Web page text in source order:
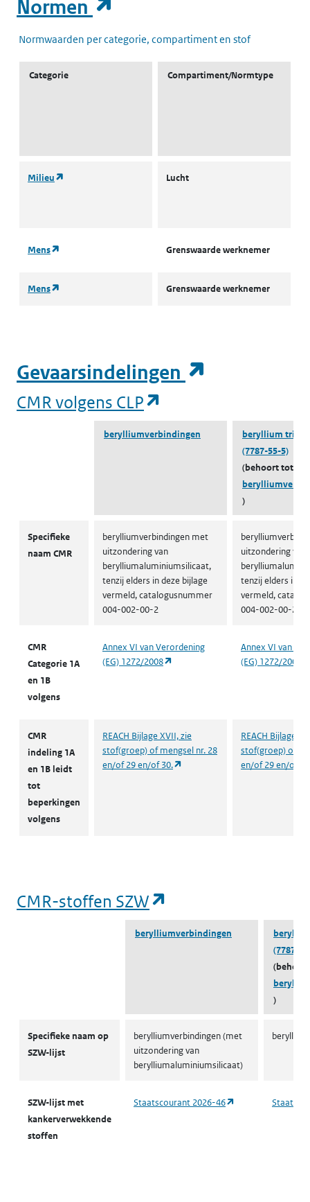
Normen
Normwaarden per categorie, compartiment en stof
Categorie Compartiment/Normtype
Milieu (opent in een nieuw tabblad)
Lucht
Mens (opent in een nieuw tabblad)Grenswaarde werknemer
Mens (opent in een nieuw tabblad)Grenswaarde werknemer
Gevaarsindelingen
CMR volgens CLP
berylliumverbindingen
beryllium
(7787-55-5)
(behoort tot
)
Specifieke
naam CMR
berylliumverbindingen met
uitzondering van
berylliumaluminiumsilicaat,
tenzij elders in deze bijlage
vermeld, catalogusnummer
004-002-00-2
uitzondering van
tenzij elders in
vermeld,
004-002-00-2
CMR
Categorie 1A
en 1B
volgens
Annex VI van Verordening
(EG) 1272/2008
(opent in een nieuw tabblad)
Annex VI van
(EG) 1272/2008
CMR
indeling 1A
en 1B leidt
tot
beperkingen
volgens
REACH Bijlage XVII, zie
stof(groep) of mengsel nr. 28
en/of 29 en/of 30.
(opent in een nieuw tabblad)
REACH Bijlage
stof(groep) of
en/of 29 en/of
CMR-stoffen SZW
berylliumverbindingen
(7787-
)
Specifieke naam op
SZW-lijst
berylliumverbindingen (met
uitzondering van
berylliumaluminiumsilicaat)
SZW-lijst met
kankerverwekkende
stoffen
Staatscourant 2026-46 (opent in een